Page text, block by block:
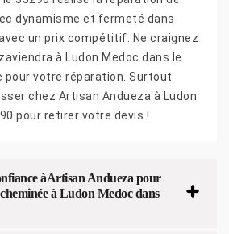
dynamisme et fermeté dans
un prix compétitif. Ne craignez
à Ludon Medoc dans le
pour votre réparation. Surtout
chez Artisan Andueza à Ludon
pour retirer votre devis !
àArtisan Andueza pour
à Ludon Medoc dans